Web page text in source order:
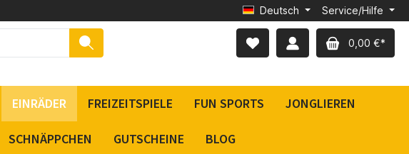
Deutsch Service/Hilfe
0,00 €*
EINRÄDER FREIZEITSPIELE FUN SPORTS JONGLIEREN
SCHNÄPPCHEN GUTSCHEINE BLOG